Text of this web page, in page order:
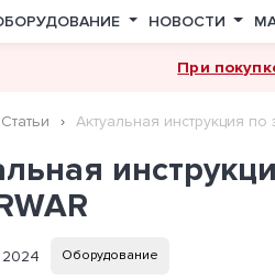
НОВОСТИ
При
Статьи Актуальная инструкция по
Оборудование